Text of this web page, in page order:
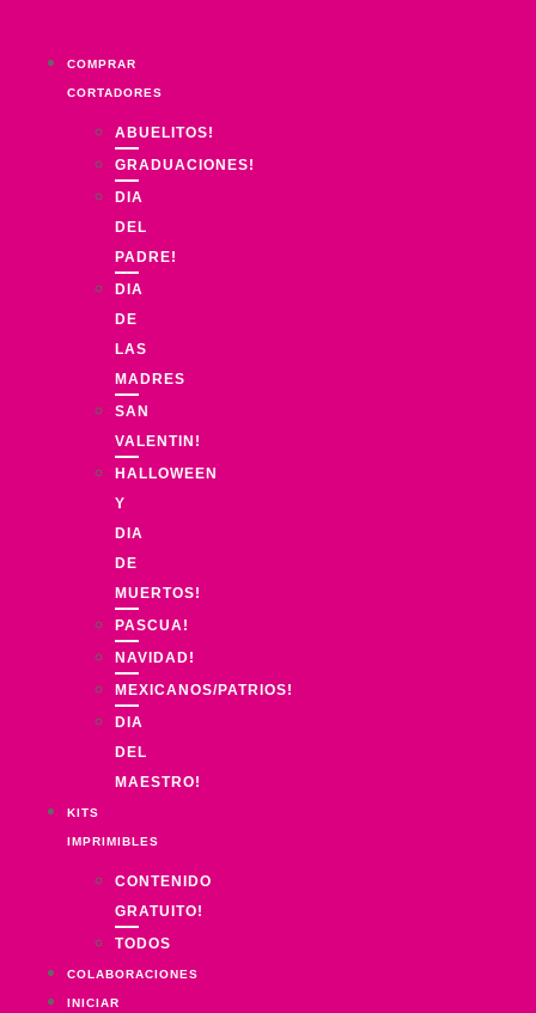
contenidoCOMPRAR
CORTADORES
ABUELITOS!
GRADUACIONES!
DIA
DEL
PADRE!
DIA
DE
LAS
MADRES
SAN
VALENTIN!
HALLOWEEN
Y
DIA
DE
MUERTOS!
PASCUA!
NAVIDAD!
MEXICANOS/PATRIOS!
DIA
DEL
MAESTRO!
KITS
IMPRIMIBLES
CONTENIDO
GRATUITO!
TODOS
COLABORACIONES
INICIAR